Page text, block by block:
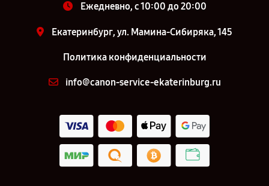
Ежедневно, с 10:00 до 20:00
Екатеринбург, ул. Мамина-Сибиряка, 145
Политика конфиденциальности
info@canon-service-ekaterinburg.ru